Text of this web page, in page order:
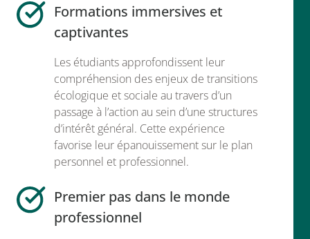
Formations immersives et
captivantes
Les étudiants approfondissent leur
compréhension des enjeux de transitions
écologique et sociale au travers d’un
passage à l’action au sein d’une structures
d’intérêt général. Cette expérience
favorise leur épanouissement sur le plan
personnel et professionnel.
Premier pas dans le monde
professionnel